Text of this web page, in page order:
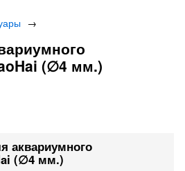
→
(∅4 мм.)
аквариумного
(∅4 мм.)